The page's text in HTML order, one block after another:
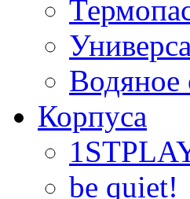
Водяное
Корпуса
be quiet!